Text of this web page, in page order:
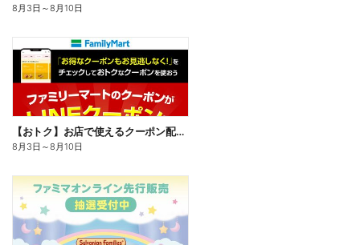
8月3日 ～8月10日
【おトク】お店で使えるクーポン配信中
8月3日 ～8月10日